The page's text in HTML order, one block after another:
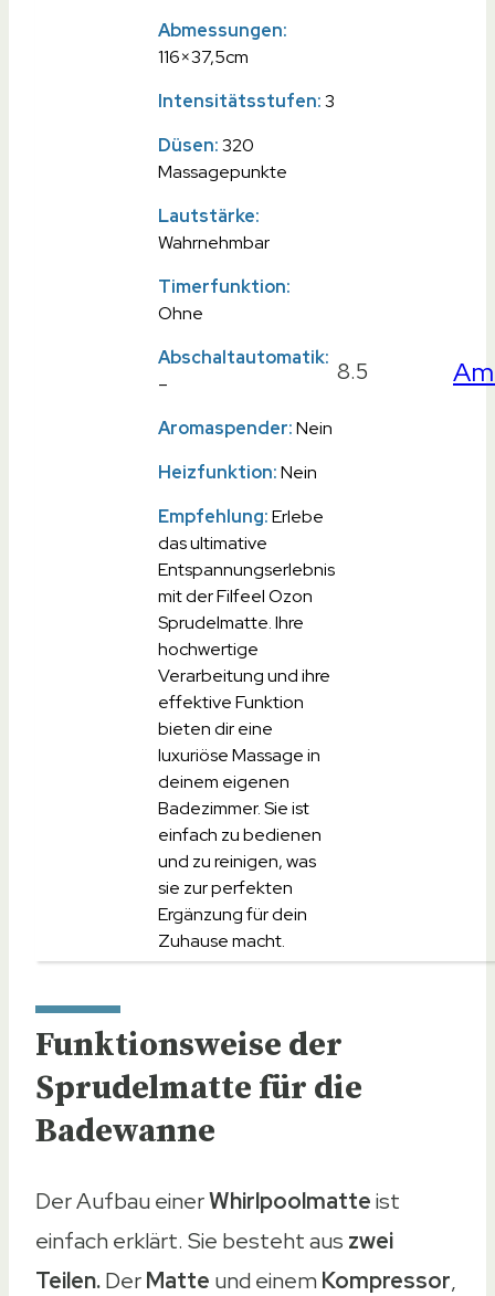
Abmessungen:
116×37,5cm
Intensitätsstufen:3
Düsen:320
Massagepunkte
Lautstärke:
Wahrnehmbar
Timerfunktion:
Ohne
Abschaltautomatik:
–
Aromaspender:Nein
Heizfunktion:Nein
Empfehlung:Erlebe
das ultimative
Entspannungserlebnis
mit der Filfeel Ozon
Sprudelmatte. Ihre
hochwertige
Verarbeitung und ihre
effektive Funktion
bieten dir eine
luxuriöse Massage in
deinem eigenen
Badezimmer. Sie ist
einfach zu bedienen
und zu reinigen, was
sie zur perfekten
Ergänzung für dein
Zuhause macht.
8.5
Funktionsweise der
Sprudelmatte für die
Badewanne
Der Aufbau einerWhirlpoolmatteist
einfach erklärt. Sie besteht aus zwei
Teilen.DerMatte und einemKompressor,